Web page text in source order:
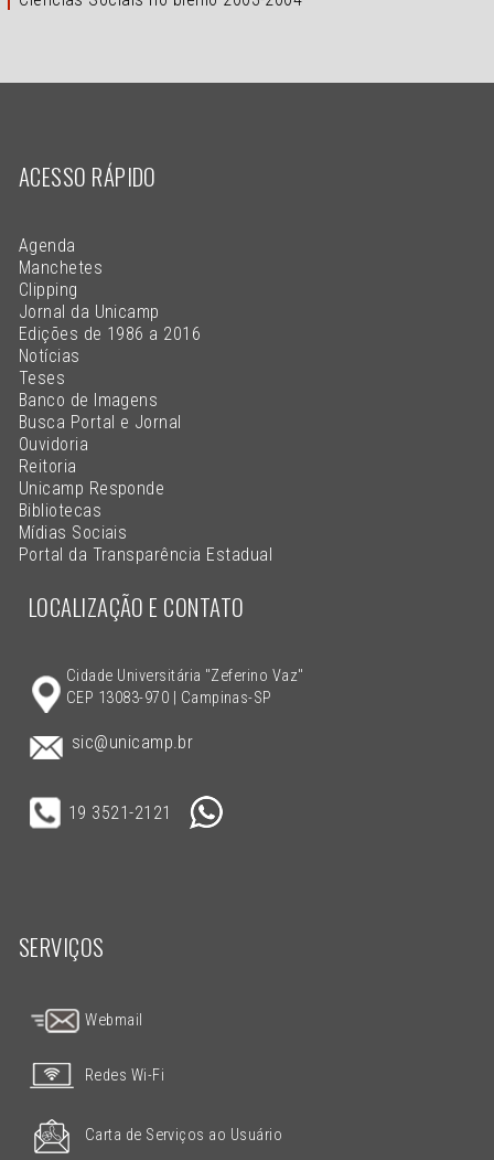
ACESSO RÁPIDO
Agenda
Manchetes
Clipping
Jornal da Unicamp
Edições de 1986 a 2016
Notícias
Teses
Banco de Imagens
Busca Portal e Jornal
Ouvidoria
Reitoria
Unicamp Responde
Bibliotecas
Mídias Sociais
Portal da Transparência Estadual
LOCALIZAÇÃO E CONTATO
Cidade Universitária "Zeferino Vaz"
CEP 13083-970 | Campinas-SP
sic@unicamp.br
19 3521-2121
SERVIÇOS
Webmail
Redes Wi-Fi
Carta de Serviços ao Usuário